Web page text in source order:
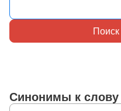
Синонимы к